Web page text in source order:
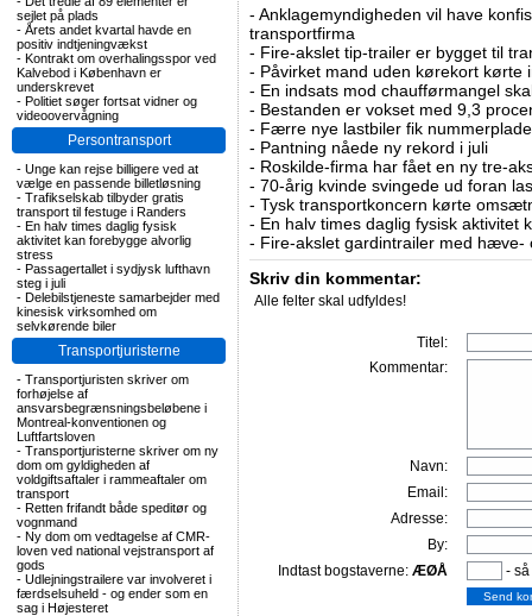
sejlet på plads
- Årets andet kvartal havde en
positiv indtjeningvækst
- Kontrakt om overhalingsspor ved
Kalvebod i København er
underskrevet
- Politiet søger fortsat vidner og
videoovervågning
Persontransport
- Unge kan rejse billigere ved at
vælge en passende billetløsning
- Trafikselskab tilbyder gratis
transport til festuge i Randers
- En halv times daglig fysisk
aktivitet kan forebygge alvorlig
stress
- Passagertallet i sydjysk lufthavn
steg i juli
- Delebilstjeneste samarbejder med
kinesisk virksomhed om
selvkørende biler
Transportjuristerne
- Transportjuristen skriver om
forhøjelse af
ansvarsbegrænsningsbeløbene i
Montreal-konventionen og
Luftfartsloven
- Transportjuristerne skriver om ny
dom om gyldigheden af
voldgiftsaftaler i rammeaftaler om
transport
- Retten frifandt både speditør og
vognmand
- Ny dom om vedtagelse af CMR-
loven ved national vejstransport af
gods
- Udlejningstrailere var involveret i
færdselsuheld - og ender som en
sag i Højesteret
- Anklagemyndigheden vil have
transportfirma
- Fire-akslet tip-trailer er bygget til
- Påvirket mand uden kørekort kørte
- En indsats mod chaufførmangel
- Bestanden er vokset med 9,3
- Færre nye lastbiler fik
- Pantning nåede ny rekord i juli
- Roskilde-firma har fået en ny tre-
- 70-årig kvinde svingede ud foran
- Tysk transportkoncern kørte
- En halv times daglig fysisk aktivitet
- Fire-akslet gardintrailer med hæve-
Skriv din kommentar:
Alle felter skal udfyldes!
Titel:
Kommentar:
Navn:
Email:
Adresse:
By:
Indtast bogstaverne: ÆØÅ -